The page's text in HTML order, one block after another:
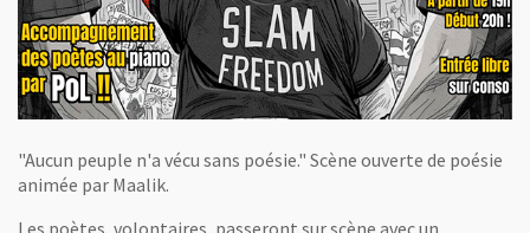
"Aucun peuple n'a vécu sans poésie." Scène ouverte de poésie
animée par Maalik.
Les poètes, volontaires, passeront sur scène avec un